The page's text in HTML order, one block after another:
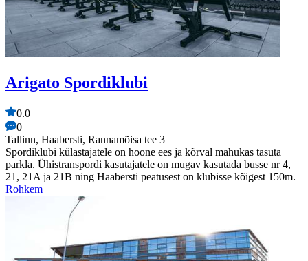
Arigato Spordiklubi
0.0
0
Tallinn, Haabersti, Rannamõisa tee 3
Spordiklubi külastajatele on hoone ees ja kõrval mahukas tasuta
parkla. Ühistranspordi kasutajatele on mugav kasutada busse nr 4,
21, 21A ja 21B ning Haabersti peatusest on klubisse kõigest 150m.
Rohkem